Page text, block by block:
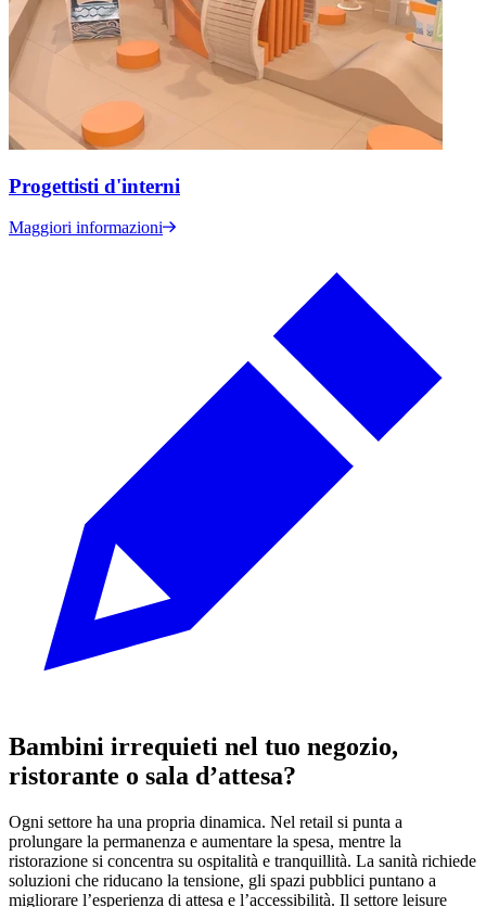
Progettisti d'interni
Maggiori informazioni
Bambini irrequieti nel tuo negozio,
ristorante o sala d’attesa?
Ogni settore ha una propria dinamica. Nel retail si punta a
prolungare la permanenza e aumentare la spesa, mentre la
ristorazione si concentra su ospitalità e tranquillità. La sanità richiede
soluzioni che riducano la tensione, gli spazi pubblici puntano a
migliorare l’esperienza di attesa e l’accessibilità. Il settore leisure